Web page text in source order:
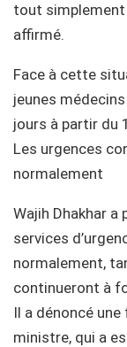
tout simplement
affirmé.
Face à cette
jeunes
jours à partir du
Les urgences
normalement
Wajih Dhakhar a
services
normalement,
continueront à
Il a dénoncé
ministre, qui a